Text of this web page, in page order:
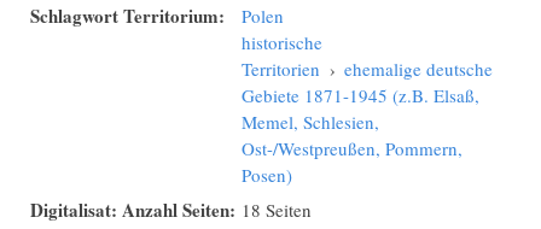
Schlagwort Territorium:
Polen
historische
Territorien › ehemalige deutsche
Gebiete 1871-1945 (z.B. Elsaß,
Memel, Schlesien,
Ost-/Westpreußen, Pommern,
Posen)
Digitalisat: Anzahl Seiten: 18 Seiten